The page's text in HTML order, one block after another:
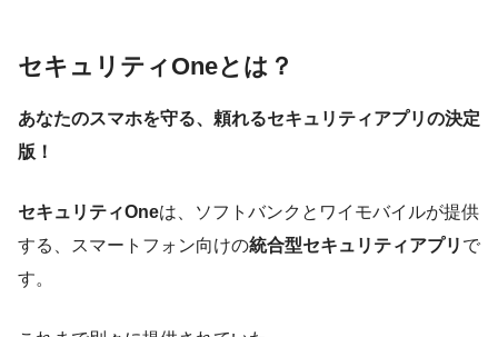
セキュリティOneとは？
あなたのスマホを守る、頼れるセキュリティアプリの決定
版！
セキュリティOneは、ソフトバンクとワイモバイルが提供
する、スマートフォン向けの統合型セキュリティアプリ で
す。